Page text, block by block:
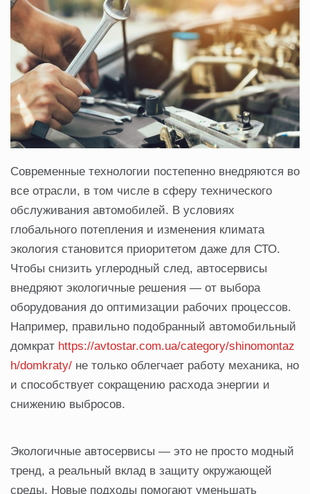
Современные технологии постепенно внедряются во
все отрасли, в том числе в сферу технического
обслуживания автомобилей. В условиях
глобального потепления и изменения климата
экология становится приоритетом даже для СТО.
Чтобы снизить углеродный след, автосервисы
внедряют экологичные решения — от выбора
оборудования до оптимизации рабочих процессов.
Например, правильно подобранный автомобильный
домкрат https://avtostar.com.ua/category/shinomontaz
h/domkraty/ не только облегчает работу механика, но
и способствует сокращению расхода энергии и
снижению выбросов.
Экологичные автосервисы — это не просто модный
тренд, а реальный вклад в защиту окружающей
среды. Новые подходы помогают уменьшать